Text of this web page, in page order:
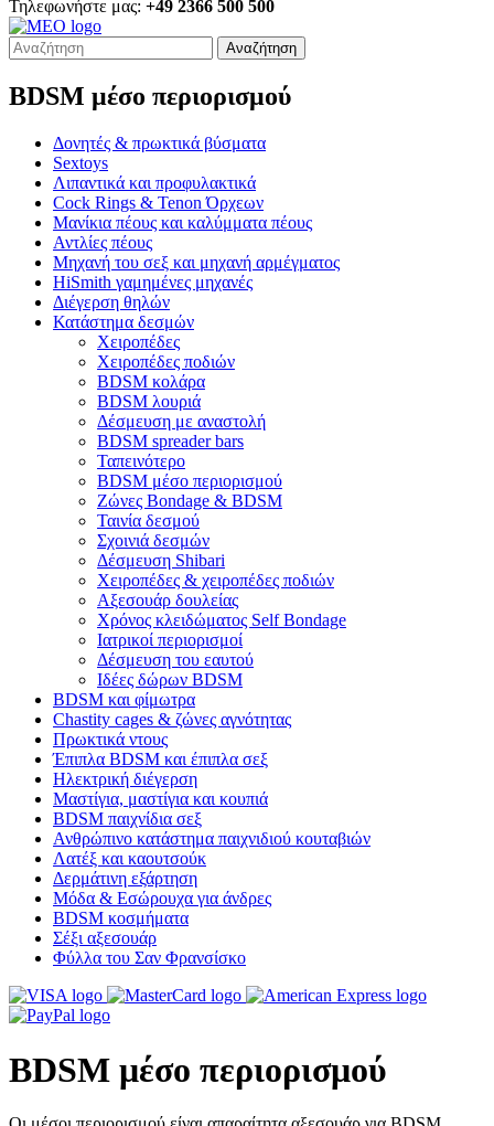
Τηλεφωνήστε μας: +49 2366 500 500
Αναζήτηση
BDSM μέσο περιορισμού
Δονητές & πρωκτικά βύσματα
Sextoys
Λιπαντικά και προφυλακτικά
Cock Rings & Tenon Όρχεων
Μανίκια πέους και καλύμματα πέους
Αντλίες πέους
Μηχανή του σεξ και μηχανή αρμέγματος
HiSmith γαμημένες μηχανές
Διέγερση θηλών
Κατάστημα δεσμών
Χειροπέδες
Χειροπέδες ποδιών
BDSM κολάρα
BDSM λουριά
Δέσμευση με αναστολή
BDSM spreader bars
Ταπεινότερο
BDSM μέσο περιορισμού
Ζώνες Bondage & BDSM
Ταινία δεσμού
Σχοινιά δεσμών
Δέσμευση Shibari
Χειροπέδες & χειροπέδες ποδιών
Αξεσουάρ δουλείας
Χρόνος κλειδώματος Self Bondage
Ιατρικοί περιορισμοί
Δέσμευση του εαυτού
Ιδέες δώρων BDSM
BDSM και φίμωτρα
Chastity cages & ζώνες αγνότητας
Πρωκτικά ντους
Έπιπλα BDSM και έπιπλα σεξ
Ηλεκτρική διέγερση
Μαστίγια, μαστίγια και κουπιά
BDSM παιχνίδια σεξ
Ανθρώπινο κατάστημα παιχνιδιού κουταβιών
Λατέξ και καουτσούκ
Δερμάτινη εξάρτηση
Μόδα & Εσώρουχα για άνδρες
BDSM κοσμήματα
Σέξι αξεσουάρ
Φύλλα του Σαν Φρανσίσκο
BDSM μέσο περιορισμού